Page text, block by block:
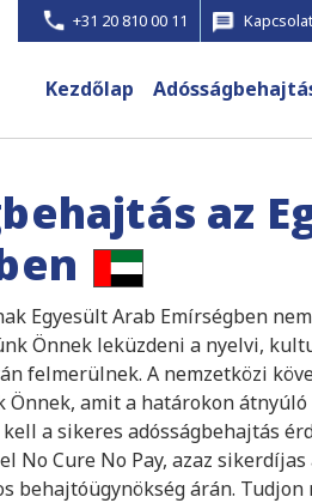
+31 20 810 00 11
Kezdőlap
az
Egyesült Arab Emírségben
Önnek leküzdeni a nyelvi,
felmerülnek. A nemzetközi
Önnek, amit a határokon
a sikeres adósságbehajtás
No Cure No Pay, azaz
behajtóügynökség árán.